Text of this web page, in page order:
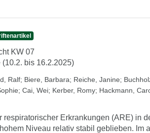
KW 07
bis 16.2.2025)
Ralf; Biere, Barbara; Reiche, Janine;
; Cai, Wei; Kerber, Romy; Hackmann,
respiratorischer Erkrankungen (ARE) in
Niveau relativ stabil geblieben. Im